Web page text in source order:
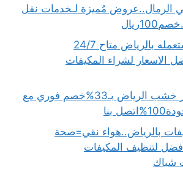
الرمال..عروض مُميزة لـخدمات نقل
شراء مكيفات مستعمله بالرياض متاح 24/7
الاسعار لشراء المكيفات
نجار بالرياض|نجار خشب الرياض بـ33%خصم فوري مع
بنا
بالرياض..هواء نقي=صحة
لتنظيف المكيفات
شباك